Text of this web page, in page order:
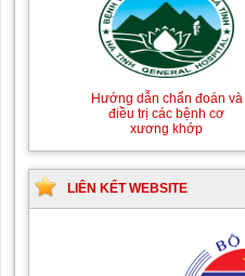
Hướng dẫn chẩn đoán và
điều trị các bệnh cơ
xương khớp
LIÊN KẾT WEBSITE